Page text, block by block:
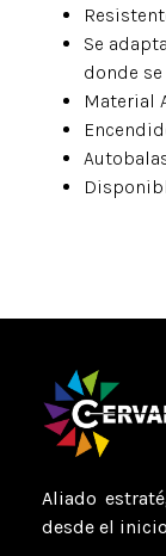
Se
donde
Material
Aliado
desde el